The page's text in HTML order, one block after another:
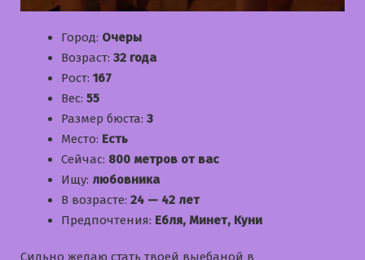
Город: Очеры
Возраст: 32 года
Рост: 167
Вес: 55
Размер бюста: 3
Место: Есть
Сейчас: 800 метров от вас
Ищу: любовника
В возрасте: 24 — 42 лет
Предпочтения: Ебля, Минет, Куни
Сильно желаю стать твоей выебаной в